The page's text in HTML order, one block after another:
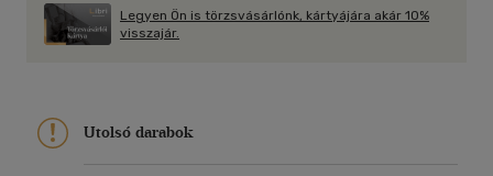
Legyen Ön is törzsvásárlónk, kártyájára akár 10%
visszajár.
Utolsó darabok